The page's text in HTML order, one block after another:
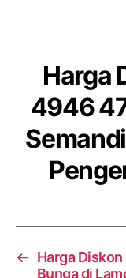
Harga
4946
←
Harga
Bunga di